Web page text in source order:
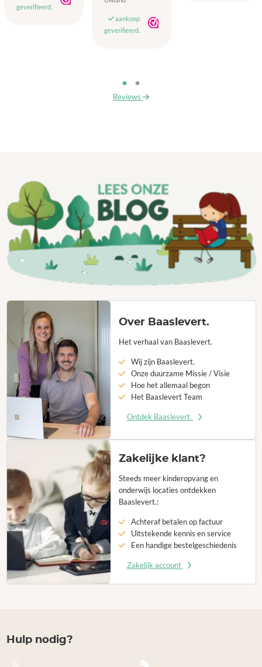
geverifieerd.
aankoop
geverifieerd.
Reviews
Over Baaslevert.
Het verhaal van Baaslevert.
Wij zijn Baaslevert.
Onze duurzame Missie / Visie
Hoe het allemaal begon
Het Baaslevert Team
Ontdek Baaslevert.
Zakelijke klant?
Steeds meer kinderopvang en
onderwijs locaties ontdekken
Baaslevert.:
Achteraf betalen op factuur
Uitstekende kennis en service
Een handige bestelgeschiedenis
Zakelijk account
Hulp nodig?